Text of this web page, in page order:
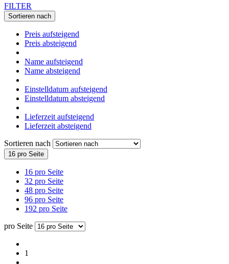
FILTER
Sortieren nach
Preis aufsteigend
Preis absteigend
Name aufsteigend
Name absteigend
Einstelldatum aufsteigend
Einstelldatum absteigend
Lieferzeit aufsteigend
Lieferzeit absteigend
Sortieren nach
16 pro Seite
16 pro Seite
32 pro Seite
48 pro Seite
96 pro Seite
192 pro Seite
pro Seite
1